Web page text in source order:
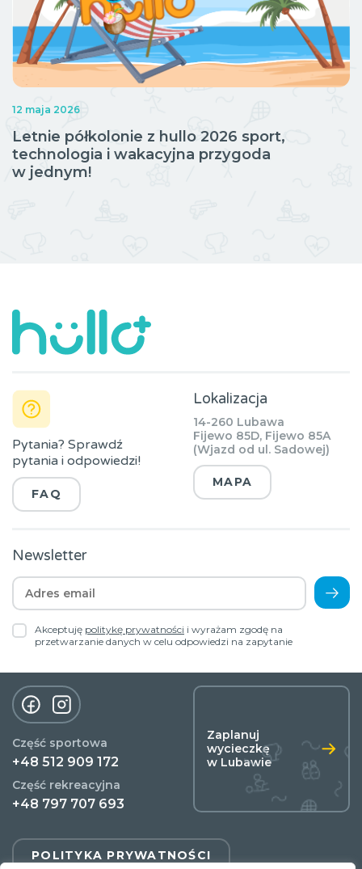
12 maja 2026
Letnie półkolonie z hullo 2026 sport,
technologia i wakacyjna przygoda
w jednym!
Pytania? Sprawdź
pytania i odpowiedzi!
FAQ
Lokalizacja
14-260 Lubawa
Fijewo 85D, Fijewo 85A
(Wjazd od ul. Sadowej)
MAPA
Newsletter
Akceptuję politykę prywatności i wyrażam zgodę na
przetwarzanie danych w celu odpowiedzi na zapytanie
Część sportowa
+48 512 909 172
Część rekreacyjna
+48 797 707 693
Zaplanuj
wycieczkę
w Lubawie
POLITYKA PRYWATNOŚCI